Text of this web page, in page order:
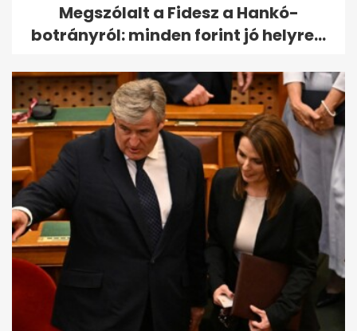
Megszólalt a Fidesz a Hankó-
botrányról: minden forint jó helyre...